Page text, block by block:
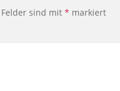
sind mit * markiert